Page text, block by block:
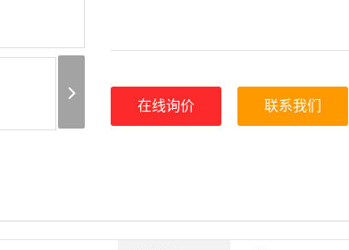
在线询价 联系我们